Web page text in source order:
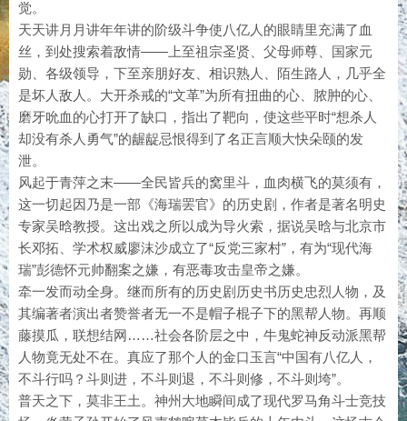
觉。
天天讲月月讲年年讲的阶级斗争使八亿人的眼睛里充满了血
丝，到处搜索着敌情——上至祖宗圣贤、父母师尊、国家元
勋、各级领导，下至亲朋好友、相识熟人、陌生路人，几乎全
是坏人敌人。大开杀戒的“文革”为所有扭曲的心、脓肿的心、
磨牙吮血的心打开了缺口，指出了靶向，使这些平时“想杀人
却没有杀人勇气”的龌龊忌恨得到了名正言顺大快朵颐的发
泄。
风起于青萍之末——全民皆兵的窝里斗，血肉横飞的莫须有，
这一切起因乃是一部《海瑞罢官》的历史剧，作者是著名明史
专家吴晗教授。这出戏之所以成为导火索，据说吴晗与北京市
长邓拓、学术权威廖沫沙成立了“反党三家村”，有为“现代海
瑞”彭德怀元帅翻案之嫌，有恶毒攻击皇帝之嫌。
牵一发而动全身。继而所有的历史剧历史书历史忠烈人物，及
其编著者演出者赞誉者无一不是帽子棍子下的黑帮人物。再顺
藤摸瓜，联想结网……社会各阶层之中，牛鬼蛇神反动派黑帮
人物竟无处不在。真应了那个人的金口玉言“中国有八亿人，
不斗行吗？斗则进，不斗则退，不斗则修，不斗则垮”。
普天之下，莫非王土。神州大地瞬间成了现代罗马角斗士竞技